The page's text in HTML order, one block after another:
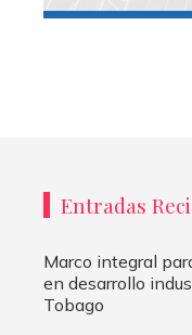
Entradas
Marco integral
en desarrollo
Tobago